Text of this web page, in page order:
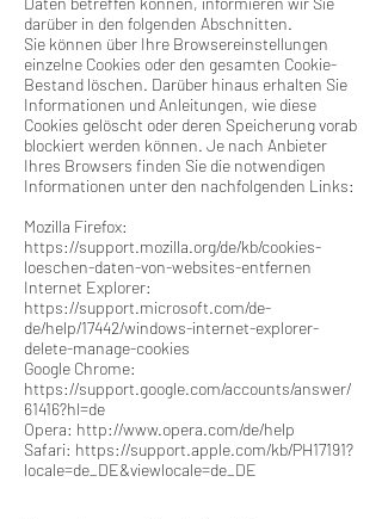
darüber in den folgenden Abschnitten.
Sie können über Ihre Browsereinstellungen
einzelne Cookies oder den gesamten Cookie-
Bestand löschen. Darüber hinaus erhalten Sie
Informationen und Anleitungen, wie diese
Cookies gelöscht oder deren Speicherung vorab
blockiert werden können. Je nach Anbieter
Ihres Browsers finden Sie die notwendigen
Informationen unter den nachfolgenden Links:
Mozilla Firefox:
https://support.mozilla.org/de/kb/cookies-
loeschen-daten-von-websites-entfernen
Internet Explorer:
https://support.microsoft.com/de-
de/help/17442/windows-internet-explorer-
delete-manage-cookies
Google Chrome:
https://support.google.com/accounts/answer/
61416?hl=de
Opera: http://www.opera.com/de/help
Safari: https://support.apple.com/kb/PH17191?
locale=de_DE&viewlocale=de_DE